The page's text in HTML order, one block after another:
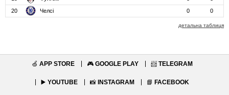
20
Челсі 0 0
детальна таблиця
🍏 APP STORE 🎮 GOOGLE PLAY 📨 TELEGRAM
▶️ YOUTUBE 📸 INSTAGRAM 📘 FACEBOOK